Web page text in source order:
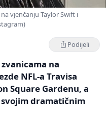
vjenčanju Taylor Swift i
Podijeli
na
NFL-a Travisa
Square Gardenu, a
dramatičnim